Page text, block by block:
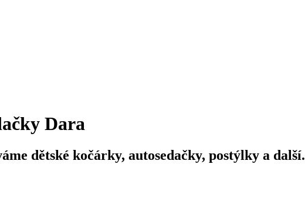
Dara
dětské kočárky, autosedačky, postýlky a další.